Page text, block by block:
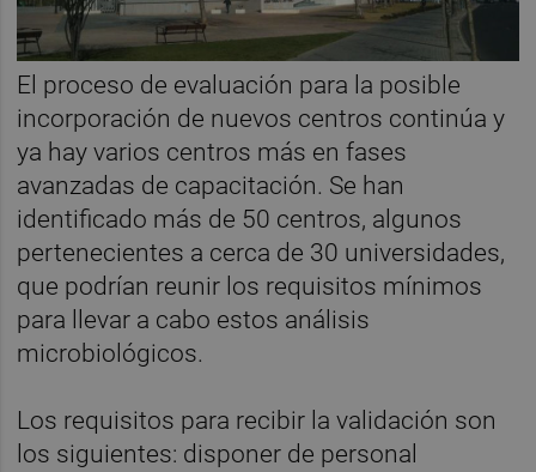
El proceso de evaluación para la posible
incorporación de nuevos centros continúa y
ya hay varios centros más en fases
avanzadas de capacitación. Se han
identificado más de 50 centros, algunos
pertenecientes a cerca de 30 universidades,
que podrían reunir los requisitos mínimos
para llevar a cabo estos análisis
microbiológicos.
Los requisitos para recibir la validación son
los siguientes: disponer de personal